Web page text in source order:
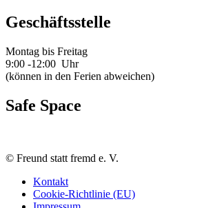
Geschäftsstelle
Montag bis Freitag
9:00 -12:00 Uhr
(können in den Ferien abweichen)
Safe Space
© Freund statt fremd e. V.
Kontakt
Cookie-Richtlinie (EU)